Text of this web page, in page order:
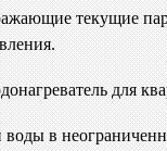
текущие
для
в